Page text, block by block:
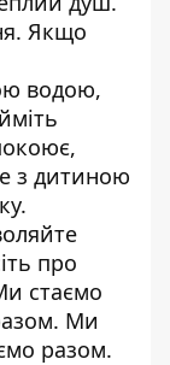
Якщо
водою,
з дитиною
про
стаємо
Ми
разом.